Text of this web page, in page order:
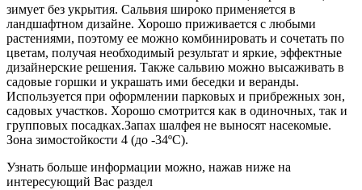
зимует без укрытия. Сальвия широко применяется в
ландшафтном дизайне. Хорошо приживается с любыми
растениями, поэтому ее можно комбинировать и сочетать по
цветам, получая необходимый результат и яркие, эффектные
дизайнерские решения. Также сальвию можно высаживать в
садовые горшки и украшать ими беседки и веранды.
Используется при оформлении парковых и прибрежных зон,
садовых участков. Хорошо смотрится как в одиночных, так и
групповых посадках.Запах шалфея не выносят насекомые.
Зона зимостойкости 4 (до -34ºС).
Узнать больше информации можно, нажав ниже на
интересующий Вас раздел